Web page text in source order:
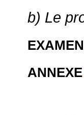
b) Le
ANNEXE